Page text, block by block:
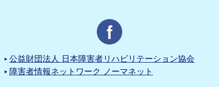
公益財団法人 日本障害者リハビリテーション協会
障害者情報ネットワーク ノーマネット